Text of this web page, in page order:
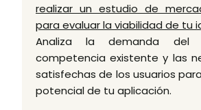
realizar un estudio de
para evaluar la viabilidad de tu
Analiza la demanda del
competencia existente y las
satisfechas de los usuarios
potencial de tu aplicación.